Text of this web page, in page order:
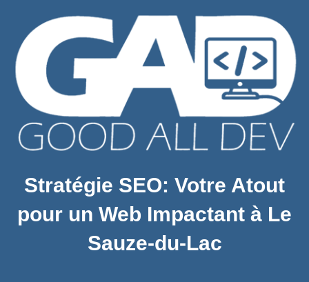
Stratégie SEO: Votre Atout
pour un Web Impactant à Le
Sauze-du-Lac